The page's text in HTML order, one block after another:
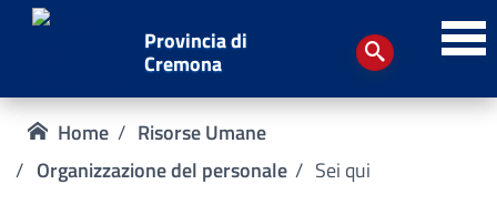
Provincia di
Cremona
Home
Risorse Umane
Organizzazione del personale
Sei qui